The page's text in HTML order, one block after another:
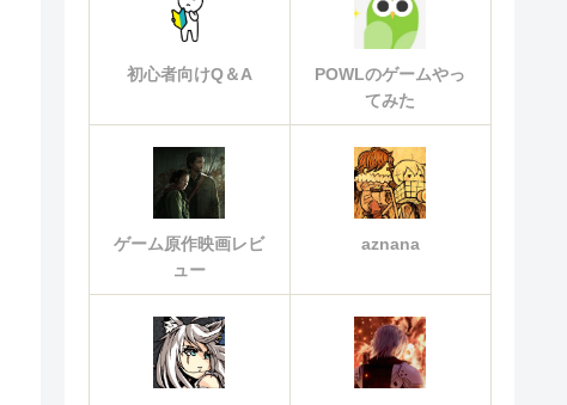
初心者向けQ＆A
POWLのゲームやっ
てみた
ゲーム原作映画レビ
ュー
aznana